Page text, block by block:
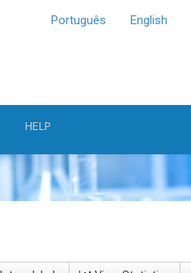
Português English
HELP